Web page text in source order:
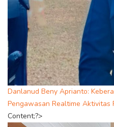
Danlanud Beny Aprianto:
Pengawasan Realtime
Content;?>